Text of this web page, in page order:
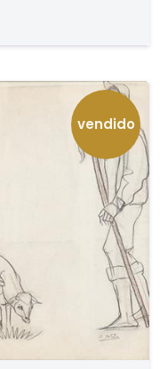
vendido